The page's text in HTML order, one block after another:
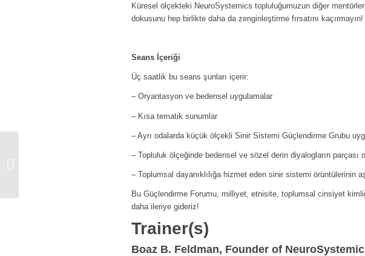
Küresel ölçekteki NeuroSystemics topluluğumuzun diğer
dokusunu hep birlikte daha da zenginleştirme fırsatını kaçırmayın!
Seans İçeriği
Üç saatlik bu seans şunları içerir:
– Oryantasyon ve bedensel uygulamalar
– Kısa tematik sunumlar
– Ayrı odalarda küçük ölçekli Sinir Sistemi Güçlendirme Grubu
– Topluluk ölçeğinde bedensel ve sözel derin diyalogların parçası
– Toplumsal dayanıklılığa hizmet eden sinir sistemi örüntülerinin
Bu Güçlendirme Forumu, milliyet, etnisite, toplumsal cinsiyet
daha ileriye gideriz!
Trainer(s)
Boaz B. Feldman, Founder of